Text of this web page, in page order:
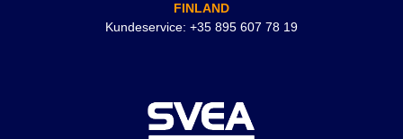
FINLAND
Kundeservice: +35 895 607 78 19